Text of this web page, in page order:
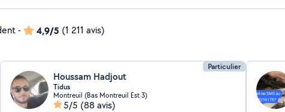
- 4,9/5 (1 211 avis)
Particulier
Houssam Hadjout
Tidus
Montreuil (Bas Montreuil Est 3)
5/5 (88 avis)